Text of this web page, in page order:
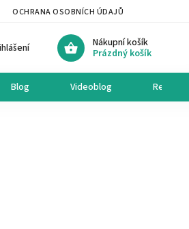
OCHRANA OSOBNÍCH ÚDAJŮ
Nákupní košík
Prázdný košík
Blog Videoblog Recepty